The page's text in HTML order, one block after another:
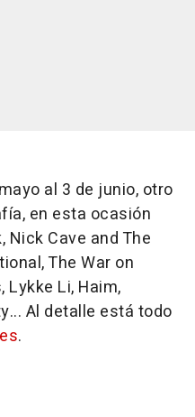
al 3 de junio, otro
en esta ocasión
Nick Cave and The
The War on
Lykke Li, Haim,
Al detalle está todo
.